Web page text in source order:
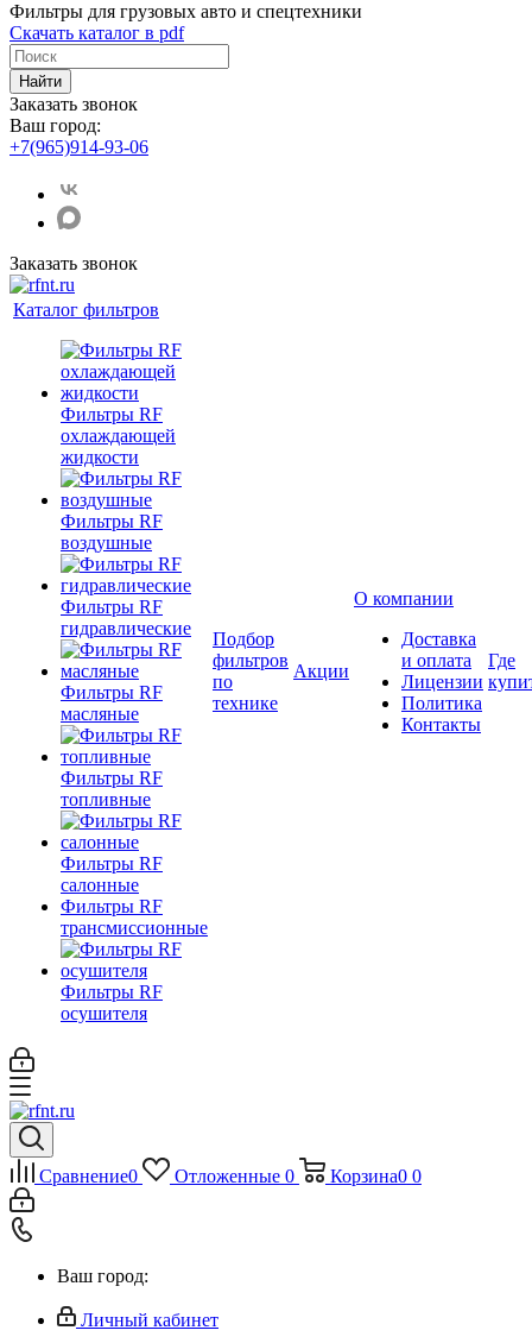
Фильтры для грузовых авто и спецтехники
Скачать каталог в pdf
Найти
Заказать звонок
Ваш город:
+7(965)914-93-06
Заказать звонок
Каталог фильтров
Фильтры RF
охлаждающей
жидкости
Фильтры RF
воздушные
Фильтры RF
гидравлические
Фильтры RF
масляные
Фильтры RF
топливные
Фильтры RF
салонные
Фильтры RF
трансмиссионные
Фильтры RF
осушителя
Подбор
фильтров
по
технике
Акции
О компании
Доставка
и оплата
Лицензии
Политика
Контакты
Где
Сравнение0 Отложенные 0 Корзина0 0
Ваш город:
Личный кабинет